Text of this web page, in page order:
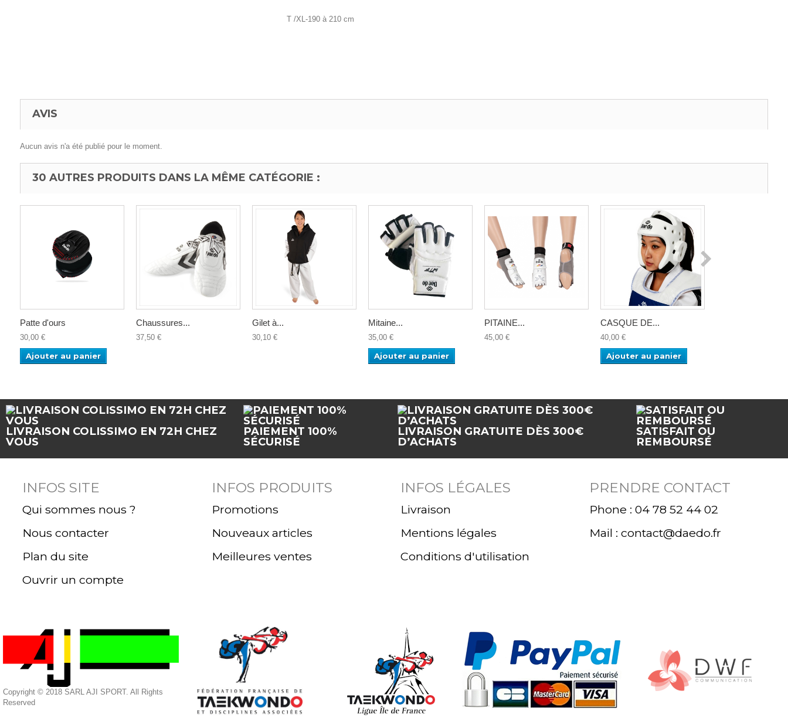
T /XL-190 à 210 cm
AVIS
Aucun avis n'a été publié pour le moment.
30 AUTRES PRODUITS DANS LA MÊME CATÉGORIE :
Patte d'ours
30,00 €
Ajouter au panier
Chaussures...
37,50 €
Gilet à...
30,10 €
Mitaine...
35,00 €
Ajouter au panier
PITAINE...
45,00 €
CASQUE DE...
40,00 €
Ajouter au panier
LIVRAISON COLISSIMO EN 72H CHEZ
VOUS
PAIEMENT 100%
SÉCURISÉ
LIVRAISON GRATUITE DÈS 300€
D’ACHATS
SATISFAIT OU
REMBOURSÉ
INFOS SITE
Qui sommes nous ?
Nous contacter
Plan du site
Ouvrir un compte
INFOS PRODUITS
Promotions
Nouveaux articles
Meilleures ventes
INFOS LÉGALES
Livraison
Mentions légales
Conditions d'utilisation
PRENDRE CONTACT
Phone : 04 78 52 44 02
Mail : contact@daedo.fr
Copyright © 2018 SARL AJI SPORT. All Rights
Reserved